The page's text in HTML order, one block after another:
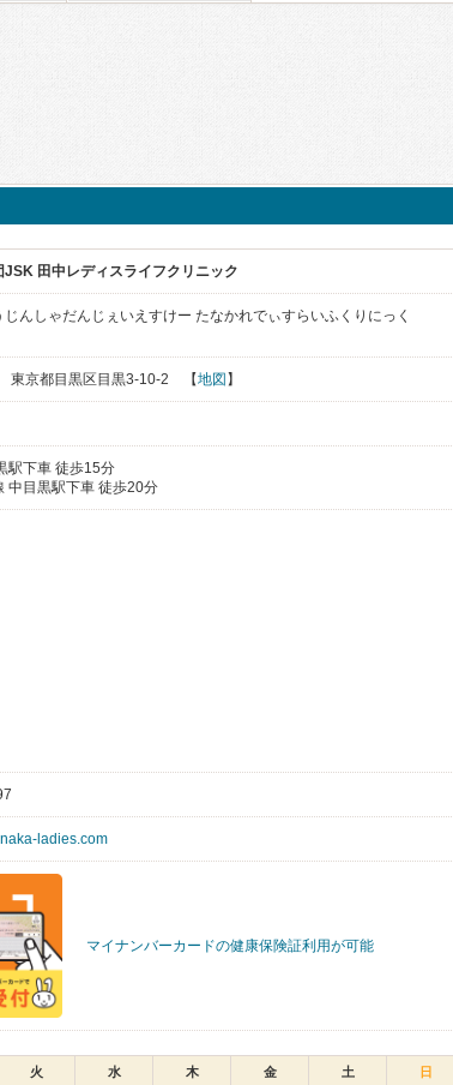
JSK 田中レディスライフクリニック
じんしゃだんじぇいえすけー たなかれでぃすらいふくりにっく
東京都目黒区目黒3-10-2 【地図 】
駅下車 徒歩15分
中目黒駅下車 徒歩20分
ladies.com
マイナンバーカードの健康保険証利用が可能
火 水 木 金 土 日